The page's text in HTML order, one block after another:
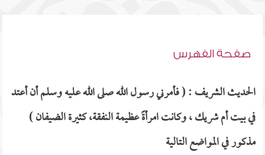
صفحة الفهرس
الحديث الشريف : ( فأمرني رسول الله صلى الله عليه وسلم أن أعتد
في بيت أم شريك ، وكانت امرأةً عظيمة النفقة، كثيرة الضيفان )
مذكور في المواضع التالية